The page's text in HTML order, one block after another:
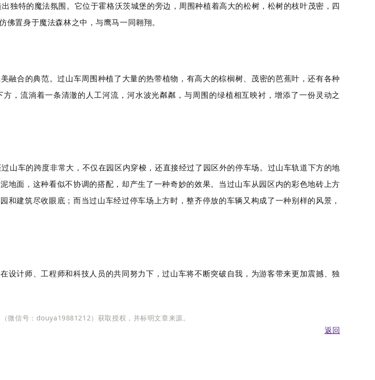
独特的魔法氛围。它位于霍格沃茨城堡的旁边，周围种植着高大的松树，松树的枝叶茂密，四
置身于魔法森林之中，与鹰马一同翱翔。
融合的典范。过山车周围种植了大量的热带植物，有高大的棕榈树、茂密的芭蕉叶，还有各种
，流淌着一条清澈的人工河流，河水波光粼粼，与周围的绿植相互映衬，增添了一份灵动之
山车的跨度非常大，不仅在园区内穿梭，还直接经过了园区外的停车场。过山车轨道下方的地
地面，这种看似不协调的搭配，却产生了一种奇妙的效果。当过山车从园区内的彩色地砖上方
建筑尽收眼底；而当过山车经过停车场上方时，整齐停放的车辆又构成了一种别样的风景，
设计师、工程师和科技人员的共同努力下，过山车将不断突破自我，为游客带来更加震撼、独
微信号：douya19881212）获取授权，并标明文章来源。
返回